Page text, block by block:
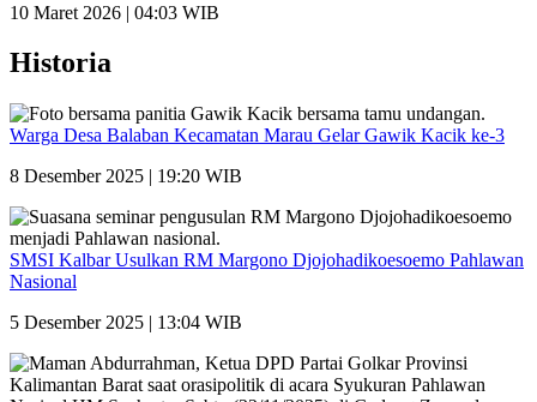
10 Maret 2026 | 04:03 WIB
Historia
Warga Desa Balaban Kecamatan Marau Gelar Gawik Kacik ke-3
8 Desember 2025 | 19:20 WIB
SMSI Kalbar Usulkan RM Margono Djojohadikoesoemo Pahlawan
Nasional
5 Desember 2025 | 13:04 WIB